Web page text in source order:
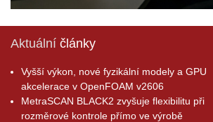
Aktuální články
Vyšší výkon, nové fyzikální modely a GPU
akcelerace v OpenFOAM v2606
MetraSCAN BLACK2 zvyšuje flexibilitu při
rozměrové kontrole přímo ve výrobě